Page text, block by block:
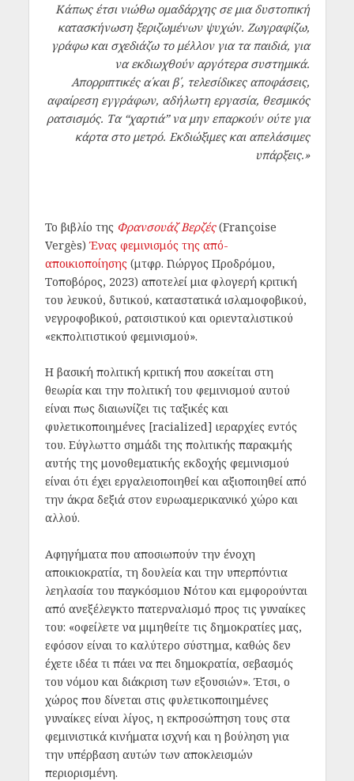
Κάπως έτσι νιώθω ομαδάρχης σε μια δυστοπική
κατασκήνωση ξεριζωμένων ψυχών. Ζωγραφίζω,
γράφω και σχεδιάζω το μέλλον για τα παιδιά, για
να εκδιωχθούν αργότερα συστημικά.
Απορριπτικές α΄και β΄, τελεσίδικες αποφάσεις,
αφαίρεση εγγράφων, αδήλωτη εργασία, θεσμικός
ρατσισμός. Τα “χαρτιά” να μην επαρκούν ούτε για
κάρτα στο μετρό. Εκδιώξιμες και απελάσιμες
υπάρξεις.»
To βιβλίο της Φρανσουάζ Βερζές(Françoise
Vergès)Ένας φεμινισμός της από-
αποικιοποίησης(μτφρ. Γιώργος Προδρόμου,
Τοποβόρος, 2023) αποτελεί μια φλογερή κριτική
του λευκού, δυτικού, καταστατικά ισλαμοφοβικού,
νεγροφοβικού, ρατσιστικού και οριενταλιστικού
«εκπολιτιστικού φεμινισμού».
Η βασική πολιτική κριτική που ασκείται στη
θεωρία και την πολιτική του φεμινισμού αυτού
είναι πως διαιωνίζει τις ταξικές και
φυλετικοποιημένες [racialized] ιεραρχίες εντός
του. Εύγλωττο σημάδι της πολιτικής παρακμής
αυτής της μονοθεματικής εκδοχής φεμινισμού
είναι ότι έχει εργαλειοποιηθεί και αξιοποιηθεί από
την άκρα δεξιά στον ευρωαμερικανικό χώρο και
αλλού.
Αφηγήματα που αποσιωπούν την ένοχη
αποικιοκρατία, τη δουλεία και την υπερπόντια
λεηλασία του παγκόσμιου Νότου και εμφορούνται
από ανεξέλεγκτο πατερναλισμό προς τις γυναίκες
του: «οφείλετε να μιμηθείτε τις δημοκρατίες μας,
εφόσον είναι το καλύτερο σύστημα, καθώς δεν
έχετε ιδέα τι πάει να πει δημοκρατία, σεβασμός
του νόμου και διάκριση των εξουσιών». Έτσι, ο
χώρος που δίνεται στις φυλετικοποιημένες
γυναίκες είναι λίγος, η εκπροσώπηση τους στα
φεμινιστικά κινήματα ισχνή και η βούληση για
την υπέρβαση αυτών των αποκλεισμών
περιορισμένη.